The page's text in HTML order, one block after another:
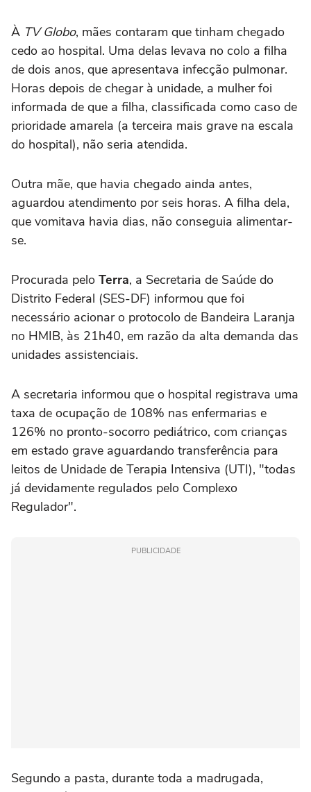
À TV Globo, mães contaram que tinham chegado
cedo ao hospital. Uma delas levava no colo a filha
de dois anos, que apresentava infecção pulmonar.
Horas depois de chegar à unidade, a mulher foi
informada de que a filha, classificada como caso de
prioridade amarela (a terceira mais grave na escala
do hospital), não seria atendida.
Outra mãe, que havia chegado ainda antes,
aguardou atendimento por seis horas. A filha dela,
que vomitava havia dias, não conseguia alimentar-
se.
Procurada pelo Terra, a Secretaria de Saúde do
Distrito Federal (SES-DF) informou que foi
necessário acionar o protocolo de Bandeira Laranja
no HMIB, às 21h40, em razão da alta demanda das
unidades assistenciais.
A secretaria informou que o hospital registrava uma
taxa de ocupação de 108% nas enfermarias e
126% no pronto-socorro pediátrico, com crianças
em estado grave aguardando transferência para
leitos de Unidade de Terapia Intensiva (UTI), "todas
já devidamente regulados pelo Complexo
Regulador".
PUBLICIDADE
Segundo a pasta, durante toda a madrugada,